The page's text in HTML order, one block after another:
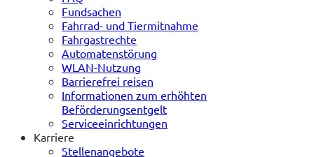
Fundsachen
Fahrrad- und Tiermitnahme
Fahrgastrechte
Automatenstörung
WLAN-Nutzung
Barrierefrei reisen
Informationen zum erhöhten
Beförderungsentgelt
Serviceeinrichtungen
Karriere
Stellenangebote